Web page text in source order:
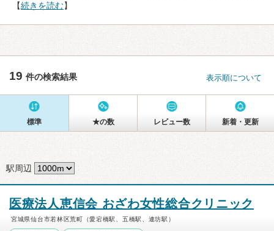
【続きを読む】
19 件の検索結果 表示順について
標準 ★の数 レビュー数 新着・更新
駅周辺
医療法人恵信会 おざわ女性総合クリニック
宮城県仙台市若林区荒町（愛宕橋駅、五橋駅、連坊駅）